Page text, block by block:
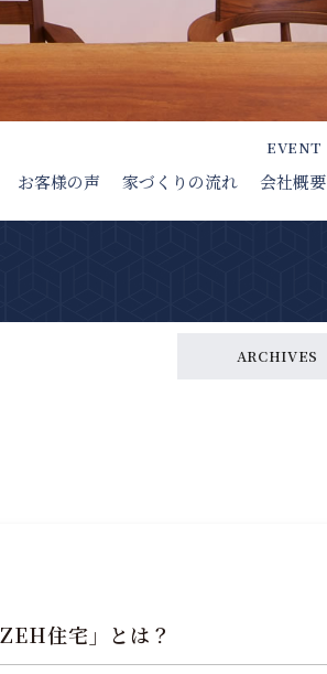
お客様の声 家づくりの流れ 会社概要
EVENT
ARCHIVES
住宅」とは？